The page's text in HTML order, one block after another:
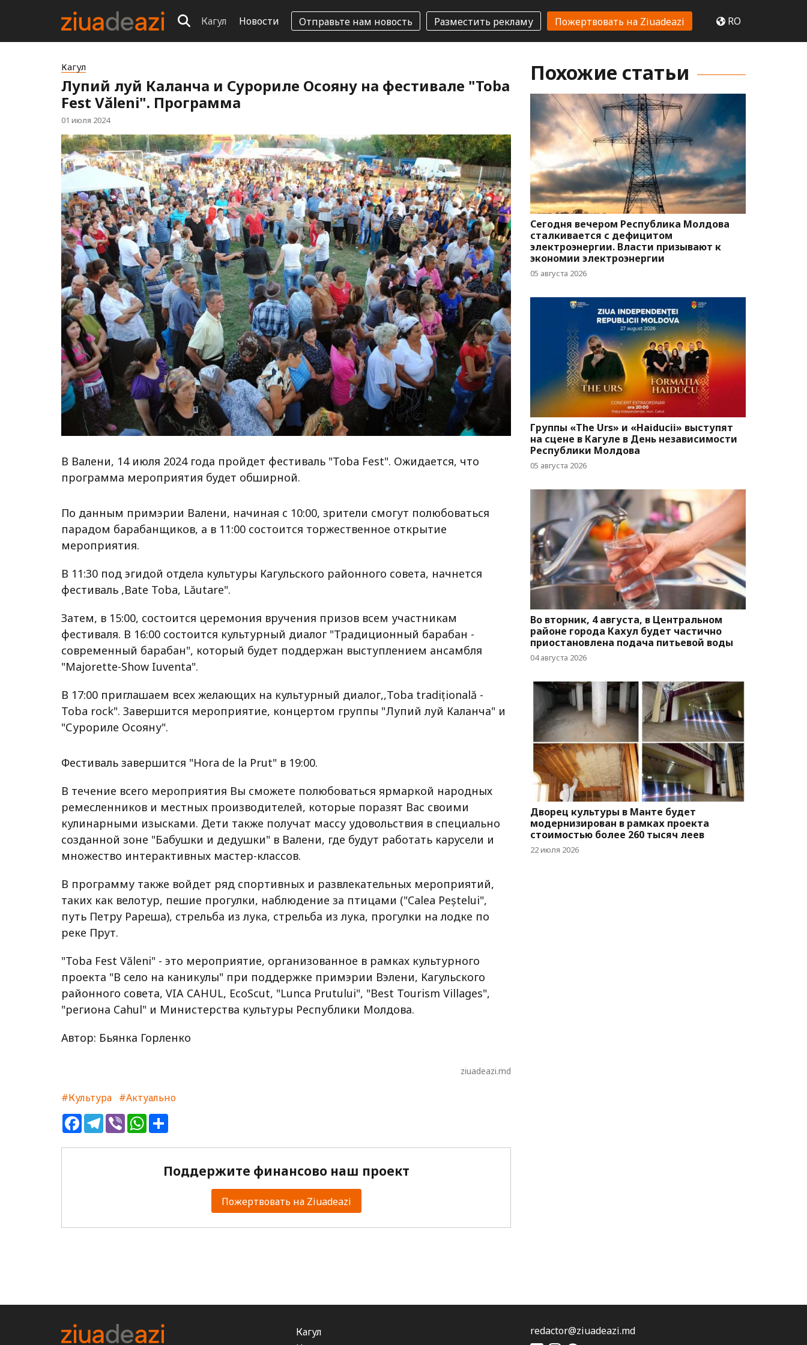
Кагул Новости Отправьте нам новость Разместить рекламу Пожертвовать на Ziuadeazi RO
Кагул
Лупий луй Каланча и Сурориле Осояну на фестивале "Toba
Fest Văleni". Программа
01 июля 2024
В Валени, 14 июля 2024 года пройдет фестиваль "Toba Fest". Ожидается, что
программа мероприятия будет обширной.
По данным примэрии Валени, начиная с 10:00, зрители смогут полюбоваться
парадом барабанщиков, а в 11:00 состоится торжественное открытие
мероприятия.
В 11:30 под эгидой отдела культуры Кагульского районного совета, начнется
фестиваль ,Bate Toba, Lăutare".
Затем, в 15:00, состоится церемония вручения призов всем участникам
фестиваля. В 16:00 состоится культурный диалог "Традиционный барабан -
современный барабан", который будет поддержан выступлением ансамбля
"Majorette-Show Iuventa".
В 17:00 приглашаем всех желающих на культурный диалог,,Toba tradițională -
Toba rock". Завершится мероприятие, концертом группы "Лупий луй Каланча" и
"Сурориле Осояну".
Фестиваль завершится "Hora de la Prut" в 19:00.
В течение всего мероприятия Вы сможете полюбоваться ярмаркой народных
ремесленников и местных производителей, которые поразят Вас своими
кулинарными изысками. Дети также получат массу удовольствия в специально
созданной зоне "Бабушки и дедушки" в Валени, где будут работать карусели и
множество интерактивных мастер-классов.
В программу также войдет ряд спортивных и развлекательных мероприятий,
таких как велотур, пешие прогулки, наблюдение за птицами ("Calea Peștelui",
путь Петру Рареша), стрельба из лука, стрельба из лука, прогулки на лодке по
реке Прут.
"Toba Fest Văleni" - это мероприятие, организованное в рамках культурного
проекта "В село на каникулы" при поддержке примэрии Вэлени, Кагульского
районного совета, VIA CAHUL, EcoScut, "Lunca Prutului", "Best Tourism Villages",
"региона Cahul" и Министерства культуры Республики Молдова.
Автор: Бьянка Горленко
ziuadeazi.md
#Культура #Актуально
FacebookTelegram
ViberWhatsApp
Поддержите финансово наш проект
Пожертвовать на Ziuadeazi
Похожие статьи
Сегодня вечером Республика Молдова
сталкивается с дефицитом
электроэнергии. Власти призывают к
экономии электроэнергии
05 августа 2026
Группы «The Urs» и «Haiducii» выступят
на сцене в Кагуле в День независимости
Республики Молдова
05 августа 2026
Во вторник, 4 августа, в Центральном
районе города Кахул будет частично
приостановлена подача питьевой воды
04 августа 2026
Дворец культуры в Манте будет
модернизирован в рамках проекта
стоимостью более 260 тысяч леев
22 июля 2026
Кагул
redactor@ziuadeazi.md